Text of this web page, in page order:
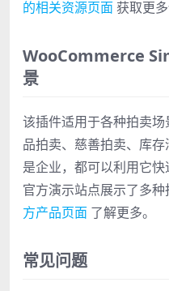
的相关资源页面获取更多
WooCommerce
景
该插件适用于各种拍卖
品拍卖、慈善拍卖、库
是企业，都可以利用它快
官方演示站点展示了多
方产品页面 了解更多。
常见问题